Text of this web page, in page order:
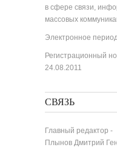
в сфере связи,
массовых
Электронное
Регистрационный
24.08.2011
СВЯЗЬ
Главный редактор -
Плынов Дмитрий